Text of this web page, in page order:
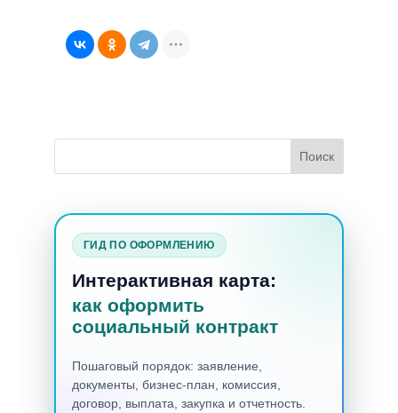
ГИД ПО ОФОРМЛЕНИЮ
Интерактивная карта:
как оформить
социальный контракт
Пошаговый порядок: заявление,
документы, бизнес-план, комиссия,
договор, выплата, закупка и отчетность.